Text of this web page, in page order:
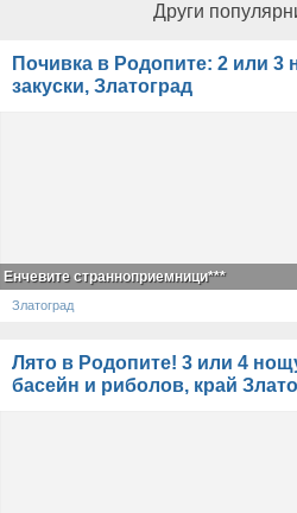
Други
Почивка в Родопите: 2 или 3
закуски, Златоград
Енчевите странноприемници***
Златоград
Лято в Родопите! 3 или 4
басейн и риболов, край